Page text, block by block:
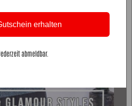
erhalten
abmeldbar.